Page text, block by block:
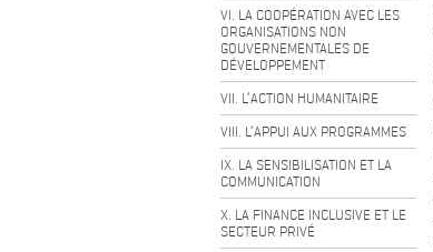
VI. LA COOPÉRATION AVEC LES
ORGANISATIONS NON
GOUVERNEMENTALES DE
DÉVELOPPEMENT
VII. L’ACTION HUMANITAIRE
VIII. L’APPUI AUX PROGRAMMES
IX. LA SENSIBILISATION ET LA
COMMUNICATION
X. LA FINANCE INCLUSIVE ET LE
SECTEUR PRIVÉ